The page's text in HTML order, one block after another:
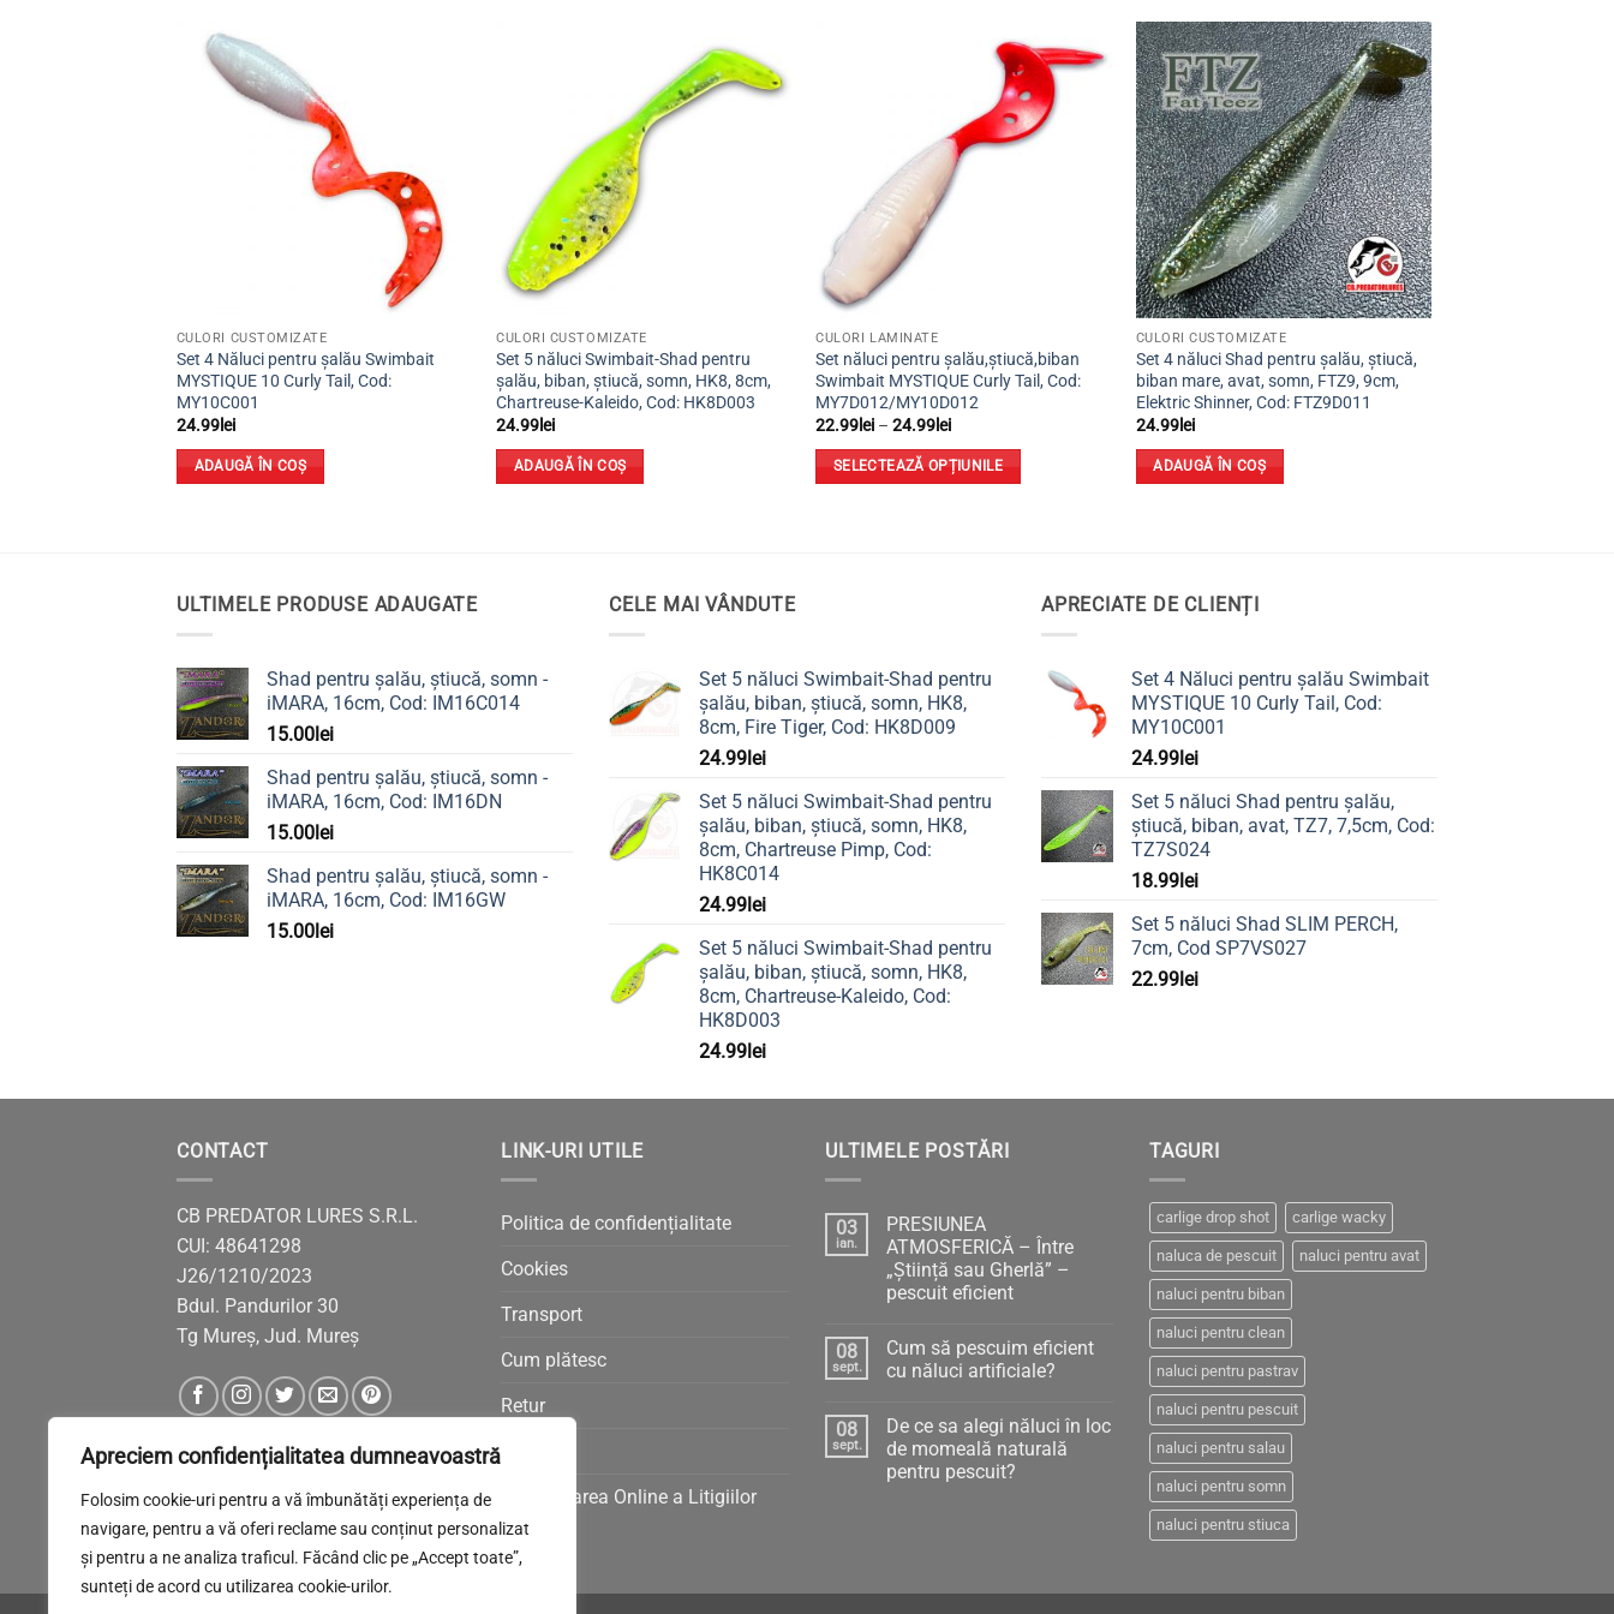
Apreciem confidențialitatea dumneavoastră
Folosim cookie-uri pentru a vă îmbunătăți experiența de
navigare, pentru a vă oferi reclame sau conținut personalizat
și pentru a ne analiza traficul. Făcând clic pe „Accept toate”,
sunteți de acord cu utilizarea cookie-urilor.
CULORI CUSTOMIZATE
Set 4 Năluci pentru șalău Swimbait
MYSTIQUE 10 Curly Tail, Cod:
MY10C001
24.99lei
ADAUGĂ ÎN COȘ
Adaugă
CULORI CUSTOMIZATE
Set 5 năluci Swimbait-Shad pentru
șalău, biban, știucă, somn, HK8, 8cm,
Chartreuse-Kaleido, Cod: HK8D003
24.99lei
ADAUGĂ ÎN COȘ
Adaugă
favorite
CULORI LAMINATE
Set năluci pentru șalău,știucă,biban
Swimbait MYSTIQUE Curly Tail, Cod:
MY7D012/MY10D012
22.99lei – 24.99leiInterval
prețuri:
22.99lei
SELECTEAZĂ OPȚIUNILE
pot
fi
pagina
produsului.
Adaugă
la
favorite
CULORI CUSTOMIZATE
Set 4 năluci Shad pentru șalău, știucă,
biban mare, avat, somn, FTZ9, 9cm,
Elektric Shinner, Cod: FTZ9D011
24.99lei
ADAUGĂ ÎN COȘ
ULTIMELE PRODUSE ADAUGATE
Shad pentru șalău, știucă, somn -
iMARA, 16cm, Cod: IM16C014
15.00lei
Shad pentru șalău, știucă, somn -
iMARA, 16cm, Cod: IM16DN
15.00lei
Shad pentru șalău, știucă, somn -
iMARA, 16cm, Cod: IM16GW
15.00lei
CELE MAI VÂNDUTE
Set 5 năluci Swimbait-Shad pentru
șalău, biban, știucă, somn, HK8,
8cm, Fire Tiger, Cod: HK8D009
24.99lei
Set 5 năluci Swimbait-Shad pentru
șalău, biban, știucă, somn, HK8,
8cm, Chartreuse Pimp, Cod:
HK8C014
24.99lei
Set 5 năluci Swimbait-Shad pentru
șalău, biban, știucă, somn, HK8,
8cm, Chartreuse-Kaleido, Cod:
HK8D003
24.99lei
APRECIATE DE CLIENȚI
Set 4 Năluci pentru șalău Swimbait
MYSTIQUE 10 Curly Tail, Cod:
MY10C001
24.99lei
Set 5 năluci Shad pentru șalău,
știucă, biban, avat, TZ7, 7,5cm, Cod:
TZ7S024
18.99lei
Set 5 năluci Shad SLIM PERCH,
7cm, Cod SP7VS027
22.99lei
CONTACT
CB PREDATOR LURES S.R.L.
CUI: 48641298
J26/1210/2023
Bdul. Pandurilor 30
Tg Mureș, Jud. Mureș
LINK-URI UTILE
Politica de confidențialitate
Cookies
Transport
Cum plătesc
Retur
Solutionarea Online a Litigiilor
ULTIMELE POSTĂRI
03
ian.
PRESIUNEA
ATMOSFERICĂ – Între
„Știință sau Gherlă” –
pescuit eficient
la
PRESIUNEA
ATMOSFERICĂ
„Știință
sau
Gherlă”
–
08
sept.
Cum să pescuim eficient
cu năluci artificiale?
Cum
să
pescuim
08
sept.
De ce sa alegi năluci în loc
de momeală naturală
pentru pescuit?
TAGURI
carlige drop shot carlige wacky
naluca de pescuit naluci pentru avat
naluci pentru biban
naluci pentru clean
naluci pentru pastrav
naluci pentru pescuit
naluci pentru salau
naluci pentru somn
naluci pentru stiuca